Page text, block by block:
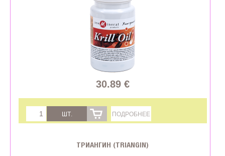
30.89 €
ШТ. ПОДРОБНЕЕ
ТРИАНГИН (TRIANGIN)